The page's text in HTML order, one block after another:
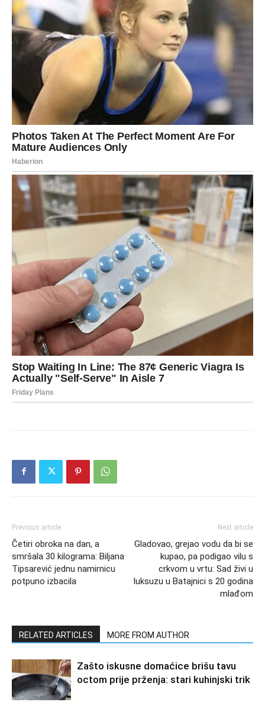
Previous article
Četiri obroka na dan, a
smršala 30 kilograma: Biljana
Tipsarević jednu namirnicu
potpuno izbacila
Next article
Gladovao, grejao vodu da bi se
kupao, pa podigao vilu s
crkvom u vrtu: Sad živi u
luksuzu u Batajnici s 20 godina
mlađom
RELATED ARTICLES MORE FROM AUTHOR
Zašto iskusne domaćice brišu tavu
octom prije prženja: stari kuhinjski trik